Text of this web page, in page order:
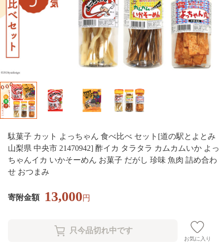
駄菓子 カット よっちゃん 食べ比べ セット[道の駅とよとみ
山梨県 中央市 21470942] 酢イカ タラタラ カムカムいか よっ
ちゃんイカ いかそーめん お菓子 だがし 珍味 魚肉 詰め合わ
せ おつまみ
寄附金額 13,000円
お気に入り